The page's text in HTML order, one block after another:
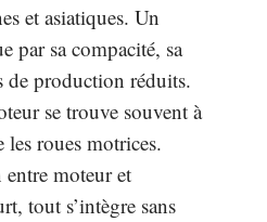
et asiatiques. Un
par sa compacité, sa
de production réduits.
se trouve souvent à
roues motrices.
moteur et
tout s’intègre sans